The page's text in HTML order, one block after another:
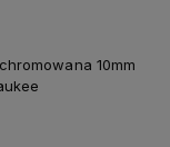
10mm